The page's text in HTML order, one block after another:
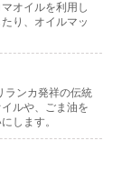
オイルを利用し
り、オイルマッ
ランカ発祥の伝統
ルや、ごま油を
します。